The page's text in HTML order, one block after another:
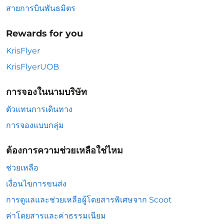
สายการบินพันธมิตร
Rewards for you
KrisFlyer
KrisFlyerUOB
การจองในนามบริษัท
ตัวแทนการเดินทาง
การจองแบบกลุ่ม
ต้องการความช่วยเหลือใช่ไหม
ช่วยเหลือ
เงื่อนไขการขนส่ง
การดูแลและช่วยเหลือผู้โดยสารพิเศษจาก Scoot
ค่าโดยสารและค่าธรรมเนียม